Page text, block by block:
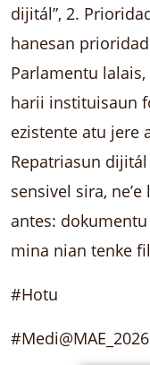
dijitál”, 2.
hanesan
Parlamentu
harii instituisaun
ezistente atu jere
Repatriasun
sensivel sira,
antes:
mina nian tenke
#Hotu
#Medi@MAE_2026